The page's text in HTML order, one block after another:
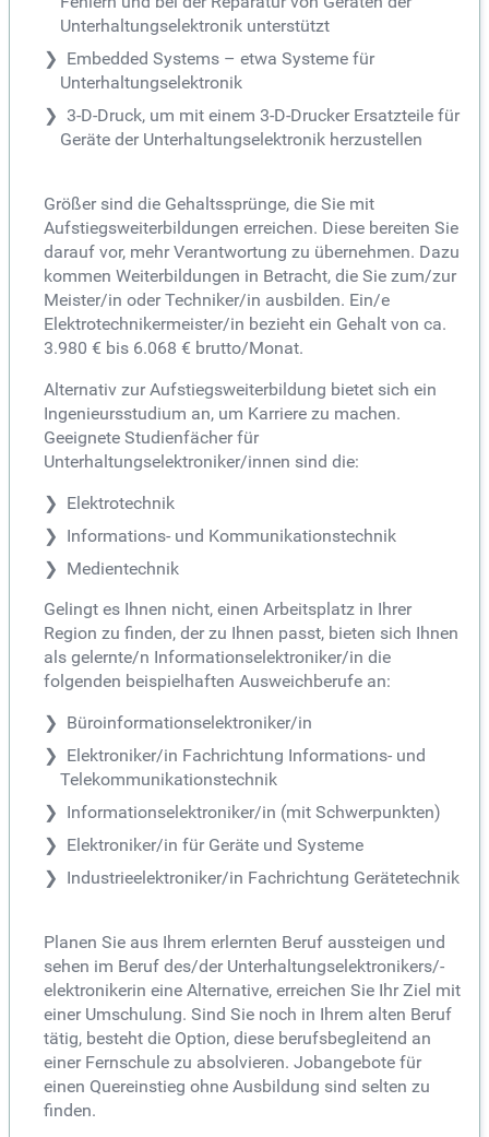
Unterhaltungselektronik unterstützt
Embedded Systems – etwa Systeme für
Unterhaltungselektronik
3-D-Druck, um mit einem 3-D-Drucker Ersatzteile für
Geräte der Unterhaltungselektronik herzustellen
Größer sind die Gehaltssprünge, die Sie mit
Aufstiegsweiterbildungen erreichen. Diese bereiten Sie
darauf vor, mehr Verantwortung zu übernehmen. Dazu
kommen Weiterbildungen in Betracht, die Sie zum/zur
Meister/in oder Techniker/in ausbilden. Ein/e
Elektrotechnikermeister/in bezieht ein Gehalt von ca.
3.980 € bis 6.068 € brutto/Monat.
Alternativ zur Aufstiegsweiterbildung bietet sich ein
Ingenieursstudium an, um Karriere zu machen.
Geeignete Studienfächer für
Unterhaltungselektroniker/innen sind die:
Elektrotechnik
Informations- und Kommunikationstechnik
Medientechnik
Gelingt es Ihnen nicht, einen Arbeitsplatz in Ihrer
Region zu finden, der zu Ihnen passt, bieten sich Ihnen
als gelernte/n Informationselektroniker/in die
folgenden beispielhaften Ausweichberufe an:
Büroinformationselektroniker/in
Elektroniker/in Fachrichtung Informations- und
Telekommunikationstechnik
Informationselektroniker/in (mit Schwerpunkten)
Elektroniker/in für Geräte und Systeme
Industrieelektroniker/in Fachrichtung Gerätetechnik
Planen Sie aus Ihrem erlernten Beruf aussteigen und
sehen im Beruf des/der Unterhaltungselektronikers/-
elektronikerin eine Alternative, erreichen Sie Ihr Ziel mit
einer Umschulung. Sind Sie noch in Ihrem alten Beruf
tätig, besteht die Option, diese berufsbegleitend an
einer Fernschule zu absolvieren. Jobangebote für
einen Quereinstieg ohne Ausbildung sind selten zu
finden.